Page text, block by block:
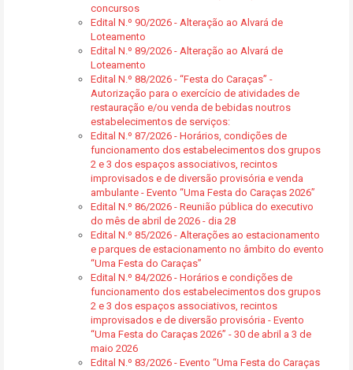
concursos
Edital N.º 90/2026 - Alteração ao Alvará de
Loteamento
Edital N.º 89/2026 - Alteração ao Alvará de
Loteamento
Edital N.º 88/2026 - “Festa do Caraças” -
Autorização para o exercício de atividades de
restauração e/ou venda de bebidas noutros
estabelecimentos de serviços:
Edital N.º 87/2026 - Horários, condições de
funcionamento dos estabelecimentos dos grupos
2 e 3 dos espaços associativos, recintos
improvisados e de diversão provisória e venda
ambulante - Evento “Uma Festa do Caraças 2026”
Edital N.º 86/2026 - Reunião pública do executivo
do mês de abril de 2026 - dia 28
Edital N.º 85/2026 - Alterações ao estacionamento
e parques de estacionamento no âmbito do evento
“Uma Festa do Caraças”
Edital N.º 84/2026 - Horários e condições de
funcionamento dos estabelecimentos dos grupos
2 e 3 dos espaços associativos, recintos
improvisados e de diversão provisória - Evento
“Uma Festa do Caraças 2026” - 30 de abril a 3 de
maio 2026
Edital N.º 83/2026 - Evento “Uma Festa do Caraças